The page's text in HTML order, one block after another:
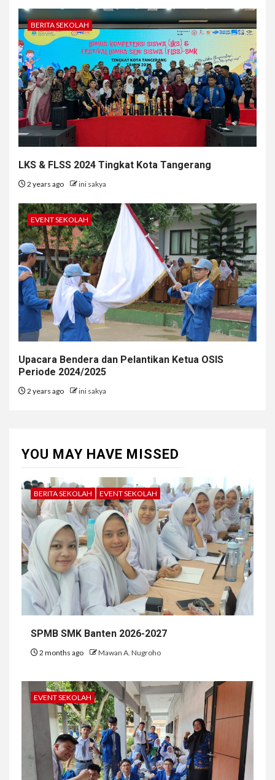
BERITA SEKOLAH
LKS & FLSS 2024 Tingkat Kota Tangerang
2 years ago ini sakya
EVENT SEKOLAH
Upacara Bendera dan Pelantikan Ketua OSIS
Periode 2024/2025
2 years ago ini sakya
YOU MAY HAVE MISSED
BERITA SEKOLAH EVENT SEKOLAH
SPMB SMK Banten 2026-2027
2 months ago Mawan A. Nugroho
EVENT SEKOLAH